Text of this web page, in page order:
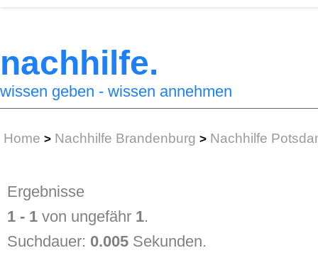
nachhilfe.
wissen geben - wissen annehmen
Home > Nachhilfe Brandenburg > Nachhilfe
Ergebnisse
1 - 1 von ungefähr 1.
Suchdauer: 0.005 Sekunden.